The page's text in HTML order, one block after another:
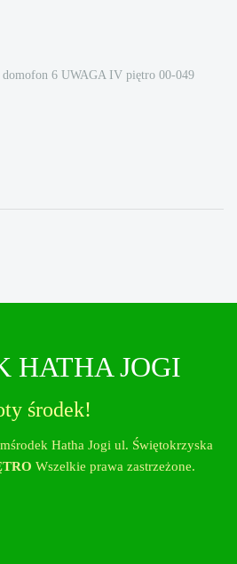
6 UWAGA IV piętro 00-049
HATHA JOGI
środek!
Hatha Jogi ul. Świętokrzyska
Wszelkie prawa zastrzeżone.